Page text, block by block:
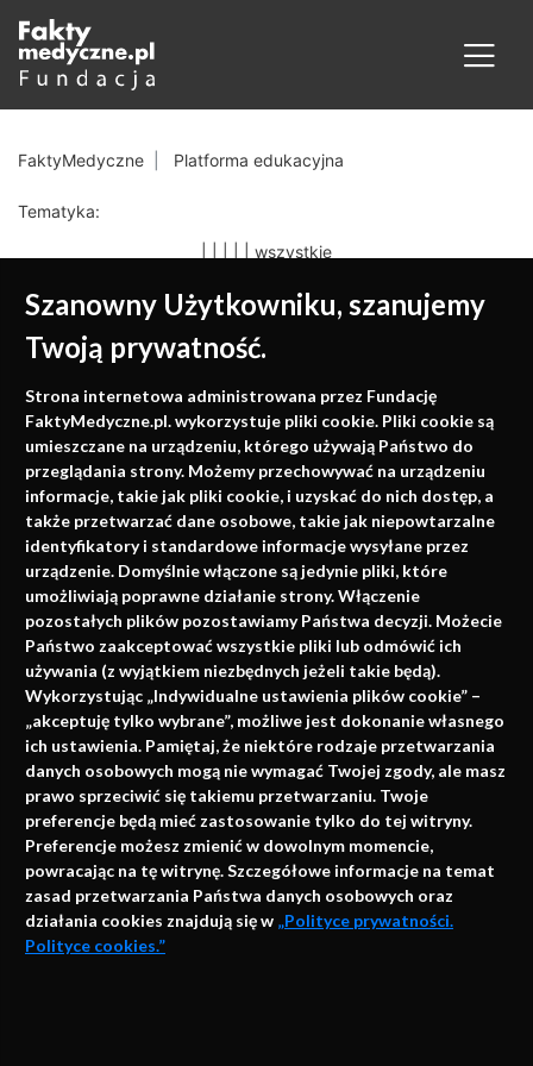
Szanowny Użytkowniku, szanujemy
Twoją prywatność.
Strona internetowa administrowana przez Fundację
FaktyMedyczne.pl. wykorzystuje pliki cookie. Pliki cookie są
umieszczane na urządzeniu, którego używają Państwo do
przeglądania strony. Możemy przechowywać na urządzeniu
informacje, takie jak pliki cookie, i uzyskać do nich dostęp, a
także przetwarzać dane osobowe, takie jak niepowtarzalne
identyfikatory i standardowe informacje wysyłane przez
urządzenie. Domyślnie włączone są jedynie pliki, które
umożliwiają poprawne działanie strony. Włączenie
pozostałych plików pozostawiamy Państwa decyzji. Możecie
Państwo zaakceptować wszystkie pliki lub odmówić ich
używania (z wyjątkiem niezbędnych jeżeli takie będą).
Wykorzystując „Indywidualne ustawienia plików cookie” –
„akceptuję tylko wybrane”, możliwe jest dokonanie własnego
ich ustawienia. Pamiętaj, że niektóre rodzaje przetwarzania
danych osobowych mogą nie wymagać Twojej zgody, ale masz
prawo sprzeciwić się takiemu przetwarzaniu. Twoje
preferencje będą mieć zastosowanie tylko do tej witryny.
Preferencje możesz zmienić w dowolnym momencie,
powracając na tę witrynę. Szczegółowe informacje na temat
zasad przetwarzania Państwa danych osobowych oraz
działania cookies znajdują się w „Polityce prywatności.
Polityce cookies.”
FaktyMedyczne Platforma edukacyjna
Tematyka:
wszystkie
Medycyna oparta na
faktach
Konferencje, szkolenia, e-learning, wydawnictwo
Napisz do nas
info@faktymedyczne.pl
ul. Towarowa 2
43-460 Wisła
Redakcja medyczna:
ul. Wolności 338b